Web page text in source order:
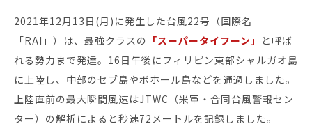
Spectee Pro
Spectee SCR
スマートリスク管理
2021年12月13日(月)に発生した台風22号（国際名
「RAI」）は、最強クラスの 「スーパータイフーン」
と呼ば
れる勢力まで発達。16日午後にフィリピン東部シャルガオ島
に上陸し、中部のセブ島やボホール島などを通過しました。
上陸直前の最大瞬間風速はJTWC（米軍・合同台風警報セン
ター）の解析によると秒速72メートルを記録しました。